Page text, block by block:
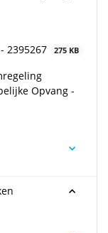
2395267
275 KB
Opvang -